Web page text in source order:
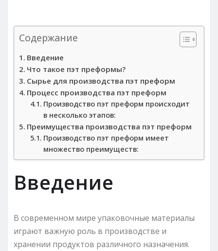
Содержание
Введение
Что такое пэт преформы?
Сырье для производства пэт преформ
Процесс производства пэт преформ
Производство пэт преформ происходит
в несколько этапов:
Преимущества производства пэт преформ
Производство пэт преформ имеет
множество преимуществ:
Введение
В современном мире упаковочные материалы
играют важную роль в производстве и
хранении продуктов различного назначения.